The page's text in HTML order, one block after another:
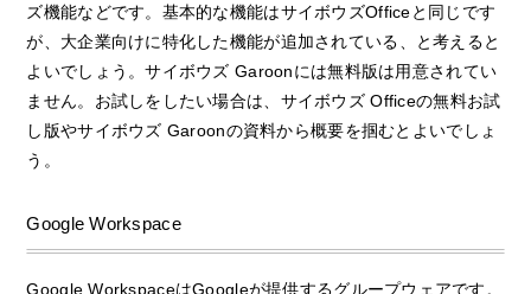
ズ機能などです。基本的な機能はサイボウズOfficeと同じです
が、大企業向けに特化した機能が追加されている、と考えると
よいでしょう。サイボウズ Garoonには無料版は用意されてい
ません。お試しをしたい場合は、サイボウズ Officeの無料お試
し版やサイボウズ Garoonの資料から概要を掴むとよいでしょ
う。
Google Workspace
Google WorkspaceはGoogleが提供するグループウェアです。